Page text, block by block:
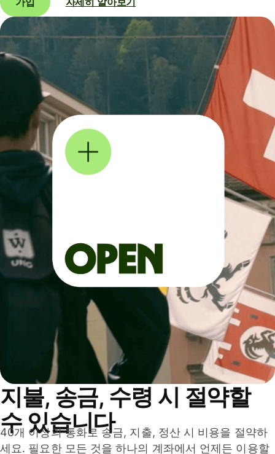
지불, 송금, 수령 시 절약할
수 있습니다
40개 이상의 통화로 송금, 지출, 정산 시 비용을 절약하
세요. 필요한 모든 것을 하나의 계좌에서 언제든 이용할